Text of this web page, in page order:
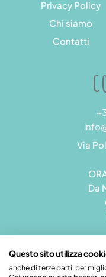
Privacy Policy
Chi siamo
Contatti
Via
Da
Questo sito utilizza
anche di terze parti, per